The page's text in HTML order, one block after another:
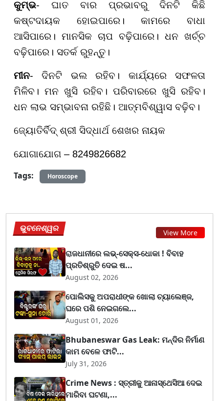
କୁମ୍ଭ- ଘାତ ବାର ପ୍ରଭାବରୁ ଦିନଟି କିଛି
କଷ୍ଟଦାୟକ ହୋଇପାରେ। କାମରେ ବାଧା
ଆସିପାରେ। ମାନସିକ ଚାପ ବଢ଼ିପାରେ। ଧନ ଖର୍ଚ୍ଚ
ବଢ଼ିପାରେ। ସତର୍କ ରୁହନ୍ତୁ।
ମୀନ- ଦିନଟି ଭଲ ରହିବ। କାର୍ଯ୍ୟରେ ସଫଳତା
ମିଳିବ। ମନ ଖୁସି ରହିବ। ପରିବାରରେ ଖୁସି ରହିବ।
ଧନ ଲାଭ ସମ୍ଭାବନା ରହିଛି। ଆତ୍ମବିଶ୍ୱାସ ବଢ଼ିବ।
ଜ୍ୟୋତିର୍ବିଦ୍ ଶ୍ରୀ ସିଦ୍ଧାର୍ଥ ଶେଖର ନାୟକ
ଯୋଗାଯୋଗ – 8249826682
Tags:
Horoscope
ଭୁବନେଶ୍ୱର View More
ରାଜଧାନୀରେ ଲଭ୍-ସେକ୍ସ-ଧୋକା ! ବିବାହ
ପ୍ରତିଶ୍ରୁତି ଦେଇ ଷ...
August 02, 2026
ପୋଲିସକୁ ଅପରାଧୀଙ୍କ ଖୋଲା ଚ୍ୟାଲେଞ୍ଜ,
ଘରେ ପଶି ନେଇଗଲେ...
August 01, 2026
Bhubaneswar Gas Leak: ମନ୍ଦିର ନିର୍ମାଣ
କାମ ବେଳେ ଫାଟି...
July 31, 2026
Crime News : ସ୍ତ୍ରୀକୁ ଆନାସ୍ଥେସିଆ ଦେଇ
ମାରିବା ଘଟଣା,...